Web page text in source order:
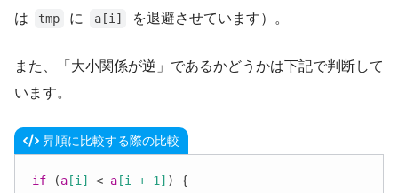
は
tmp に a[i] を退避させています）。
また、「大小関係が逆」であるかどうかは下記で判断して
います。
昇順に比較する際の比較
if (a[i] < a[i + 1] ) {